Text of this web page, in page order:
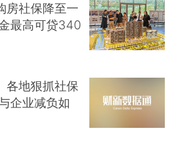
房社保降至一
最高可贷340
各地狠抓社保
企业减负如